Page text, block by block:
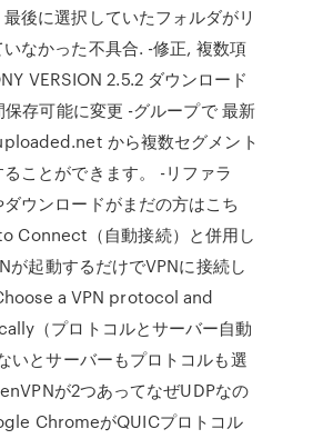
後に選択していたフォルダがリ
なかった不具合. -修正, 複数項
VERSION 2.5.2 ダウンロード
存可能に変更 -グループで 最新
から複数セグメント
ことができます。 -リファラ
ウンロードがまだの方はこち
Connect（自動接続）と併用し
が起動するだけでVPNに接続し
a VPN protocol and
（プロトコルとサーバー自動
いとサーバーもプロトコルも選
が2つあってなぜUDPなの
ChromeがQUICプロトコル